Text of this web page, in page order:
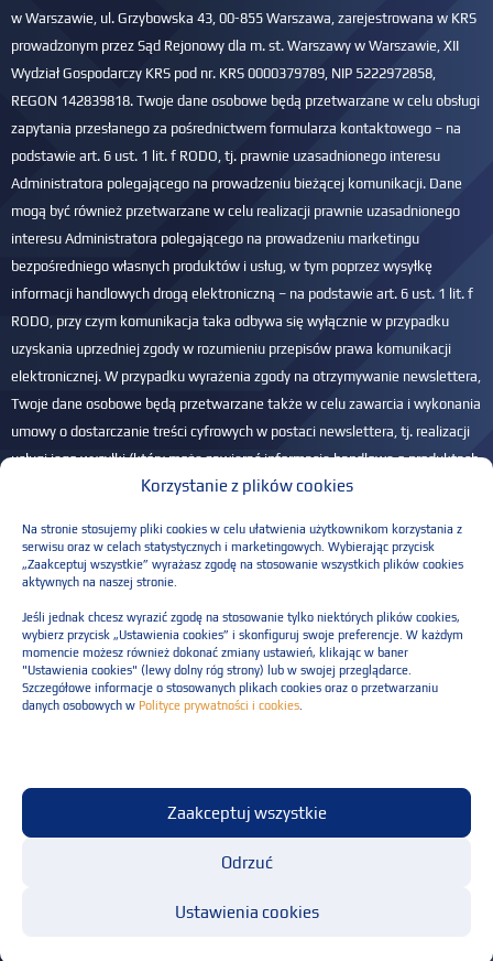
Korzystanie z plików cookies
Na stronie stosujemy pliki cookies w celu ułatwienia użytkownikom korzystania z
serwisu oraz w celach statystycznych i marketingowych. Wybierając przycisk
„Zaakceptuj wszystkie” wyrażasz zgodę na stosowanie wszystkich plików cookies
aktywnych na naszej stronie.
Jeśli jednak chcesz wyrazić zgodę na stosowanie tylko niektórych plików cookies,
wybierz przycisk „Ustawienia cookies” i skonfiguruj swoje preferencje. W każdym
momencie możesz również dokonać zmiany ustawień, klikając w baner
"Ustawienia cookies" (lewy dolny róg strony) lub w swojej przeglądarce.
Szczegółowe informacje o stosowanych plikach cookies oraz o przetwarzaniu
danych osobowych w Polityce prywatności i cookies
Zaakceptuj wszystkie
Odrzuć
Ustawienia cookies
w Warszawie, ul. Grzybowska 43, 00-855 Warszawa, zarejestrowana w KRS
prowadzonym przez Sąd Rejonowy dla m. st. Warszawy w Warszawie, XII
Wydział Gospodarczy KRS pod nr. KRS 0000379789, NIP 5222972858,
REGON 142839818. Twoje dane osobowe będą przetwarzane w celu obsługi
zapytania przesłanego za pośrednictwem formularza kontaktowego – na
podstawie art. 6 ust. 1 lit. f RODO, tj. prawnie uzasadnionego interesu
Administratora polegającego na prowadzeniu bieżącej komunikacji. Dane
mogą być również przetwarzane w celu realizacji prawnie uzasadnionego
interesu Administratora polegającego na prowadzeniu marketingu
bezpośredniego własnych produktów i usług, w tym poprzez wysyłkę
informacji handlowych drogą elektroniczną – na podstawie art. 6 ust. 1 lit. f
RODO, przy czym komunikacja taka odbywa się wyłącznie w przypadku
uzyskania uprzedniej zgody w rozumieniu przepisów prawa komunikacji
elektronicznej. W przypadku wyrażenia zgody na otrzymywanie newslettera,
Twoje dane osobowe będą przetwarzane także w celu zawarcia i wykonania
umowy o dostarczanie treści cyfrowych w postaci newslettera, tj. realizacji
usługi jego wysyłki (który może zawierać informacje handlowe o produktach
i usługach Administratora) na podany adres e-mail – na podstawie art. 6 ust.
sprostowania, usunięcia, ograniczenia przetwarzania, przenoszenia danych
oraz wniesienia sprzeciwu. Masz również prawo do wniesienia skargi do
Więcej informacji wPolityce prywatności.
Please leave this field empty.
Regulaminu świadczenia usług
© Resilia Sp. z o.o. Wszelkie prawa zastrzeżone